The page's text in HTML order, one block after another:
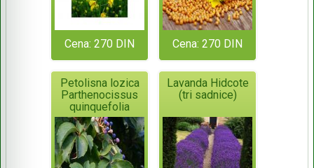
Cena: 270 DIN Cena: 270 DIN
Petolisna lozica
Parthenocissus
quinquefolia
Lavanda Hidcote
(tri sadnice)